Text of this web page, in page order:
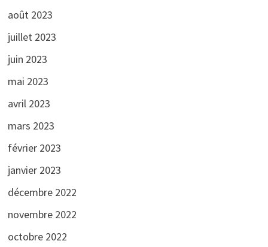
août 2023
juillet 2023
juin 2023
mai 2023
avril 2023
mars 2023
février 2023
janvier 2023
décembre 2022
novembre 2022
octobre 2022